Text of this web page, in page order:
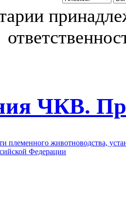
ЧКВ.
племенного животноводства,
Федерации